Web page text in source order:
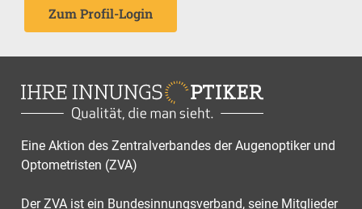
Zum Profil-Login
Eine Aktion des Zentralverbandes der Augenoptiker und
Optometristen (ZVA)
Der ZVA ist ein Bundesinnungsverband, seine Mitglieder